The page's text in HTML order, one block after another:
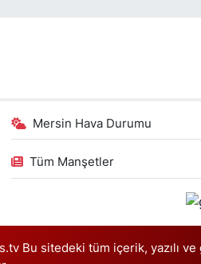
Mersin Hava Durumu
Tüm Manşetler
Bu sitedeki tüm içerik, yazılı